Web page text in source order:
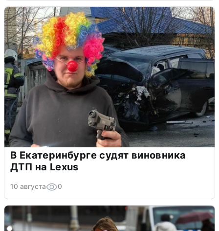
В Екатеринбурге судят виновника
ДТП на Lexus
10 августа 0